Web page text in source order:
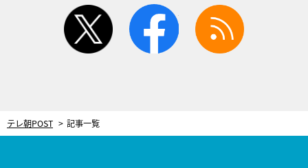
twitter facebook
テレ朝POST 記事一覧